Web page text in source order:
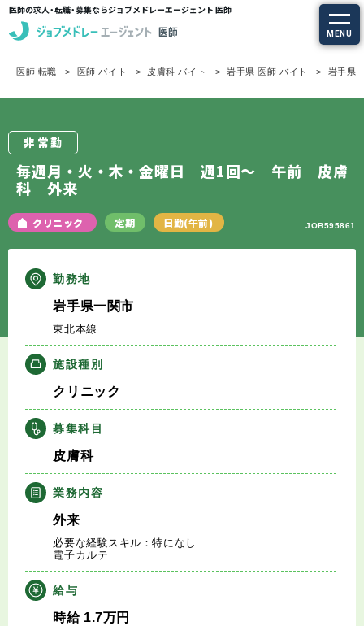
医師の求人・転職・募集ならジョブメドレーエージェント 医師
MENU
求人を探す
定期非常勤の求人
エージェントサービスTOP
サービスの流れ
医師の求人・転職Q&A
知りたい・聞きたい
転職成功事例
医師の転職マニュアル
データで見る医師の平均年収
医師 転職 医師 バイト 皮膚科 バイト 岩手県 医師 バイト 岩手県/
非常勤
毎週月・火・木・金曜日 週1回～ 午前 皮膚
科 外来
クリニック 定期 日勤(午前) JOB595861
勤務地
岩手県一関市
東北本線
施設種別
クリニック
募集科目
皮膚科
業務内容
外来
必要な経験スキル：特になし
電子カルテ
給与
時給1.7万円